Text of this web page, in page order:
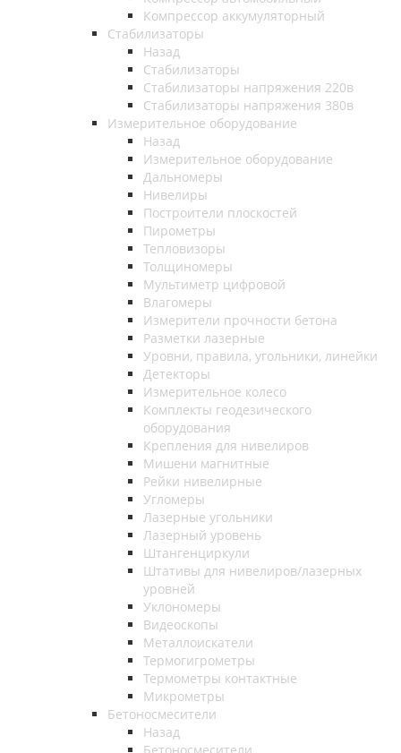
Компрессор аккумуляторный
Стабилизаторы
Назад
Стабилизаторы
Стабилизаторы напряжения 220в
Стабилизаторы напряжения 380в
Измерительное оборудование
Назад
Измерительное оборудование
Дальномеры
Нивелиры
Построители плоскостей
Пирометры
Тепловизоры
Толщиномеры
Мультиметр цифровой
Влагомеры
Измерители прочности бетона
Разметки лазерные
Уровни, правила, угольники, линейки
Детекторы
Измерительное колесо
Комплекты геодезического
оборудования
Крепления для нивелиров
Мишени магнитные
Рейки нивелирные
Угломеры
Лазерные угольники
Лазерный уровень
Штангенциркули
Штативы для нивелиров/лазерных
уровней
Уклономеры
Видеоскопы
Металлоискатели
Термогигрометры
Термометры контактные
Микрометры
Бетоносмесители
Назад
Бетоносмесители